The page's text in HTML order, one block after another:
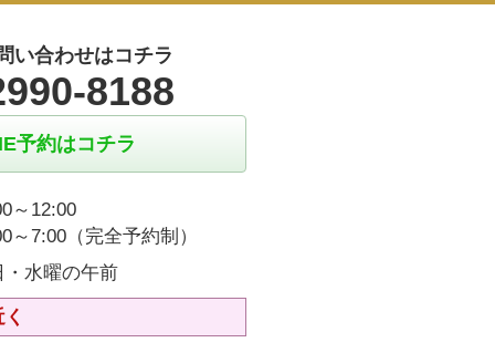
い合わせはコチラ
8188
予約はコチラ
～12:00
～7:00（完全予約制）
・水曜の午前